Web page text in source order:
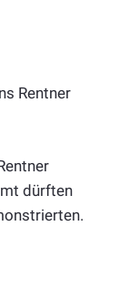
Rentner
dürften